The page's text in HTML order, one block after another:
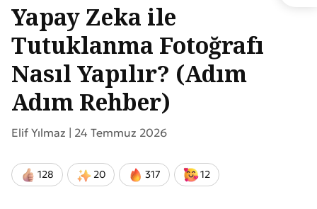
Yapay Zeka ile
Tutuklanma Fotoğrafı
Nasıl Yapılır? (Adım
Adım Rehber)
Elif Yılmaz | 24 Temmuz 2026
128 20 317 12